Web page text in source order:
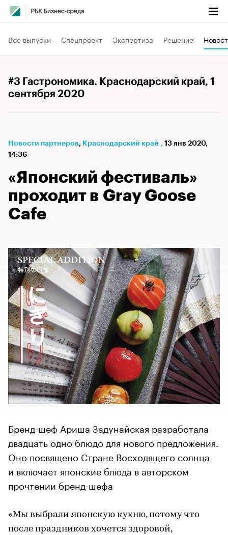
Все выпуски Спецпроект Экспертиза Решение
#3 Гастрономика. Краснодарский край, 1
сентября 2020
Новости партнеров⁠, Краснодарский край , 13 янв 2020,
14:36
«Японский фестиваль»
проходит в Gray Goose
Cafe
Бренд-шеф Ариша Задунайская разработала
двадцать одно блюдо для нового предложения.
Оно посвящено Стране Восходящего солнца
и включает японские блюда в авторском
прочтении бренд-шефа
«Мы выбрали японскую кухню, потому что
после праздников хочется здоровой,